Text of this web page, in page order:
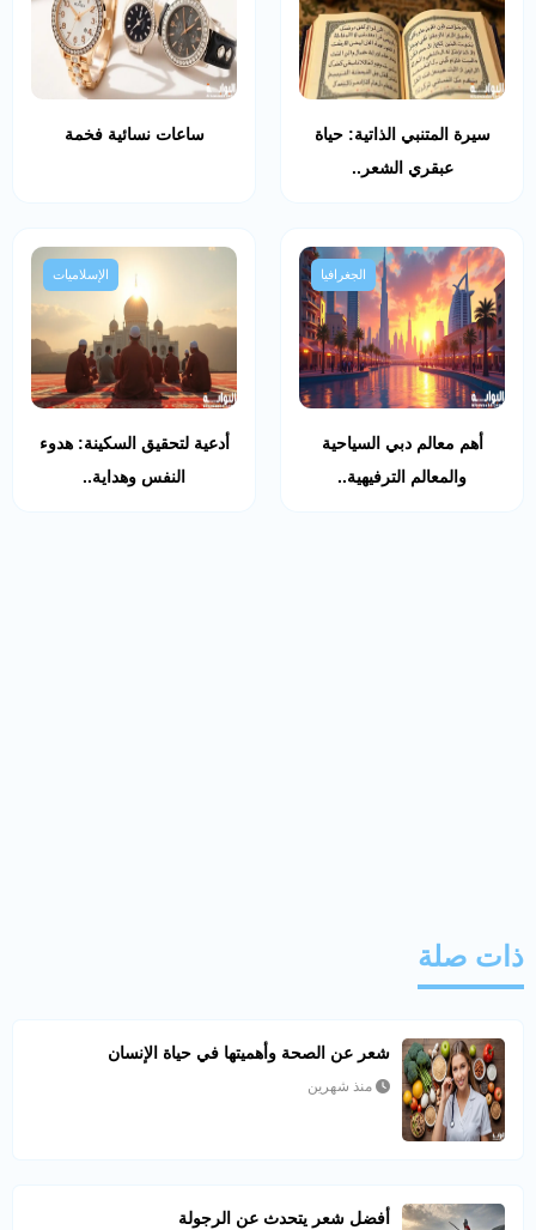
سيرة المتنبي الذاتية: حياة
عبقري الشعر..
ساعات نسائية فخمة
الجغرافيا
أهم معالم دبي السياحية
والمعالم الترفيهية..
الإسلاميات
أدعية لتحقيق السكينة: هدوء
النفس وهداية..
ذات صلة
شعر عن الصحة وأهميتها في حياة الإنسان
منذ شهرين
أفضل شعر يتحدث عن الرجولة